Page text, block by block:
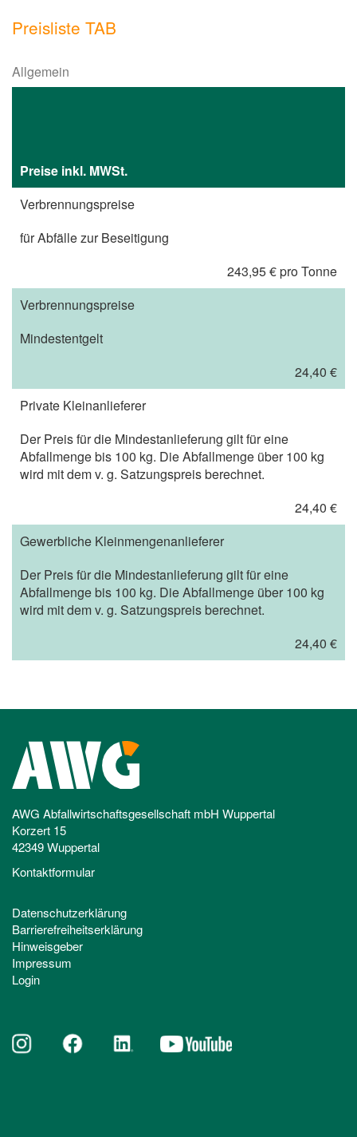
Preisliste TAB
Allgemein
Preise inkl. MWSt.
Verbrennungspreise
für Abfälle zur Beseitigung
243,95 € pro Tonne
Verbrennungspreise
Mindestentgelt
24,40 €
Private Kleinanlieferer
Der Preis für die Mindestanlieferung gilt für eine
Abfallmenge bis 100 kg. Die Abfallmenge über 100 kg
wird mit dem v. g. Satzungspreis berechnet.
24,40 €
Gewerbliche Kleinmengenanlieferer
Der Preis für die Mindestanlieferung gilt für eine
Abfallmenge bis 100 kg. Die Abfallmenge über 100 kg
wird mit dem v. g. Satzungspreis berechnet.
24,40 €
AWG Abfallwirtschaftsgesellschaft mbH Wuppertal
Korzert 15
42349 Wuppertal
Kontaktformular
Datenschutzerklärung
Barrierefreiheitserklärung
Hinweisgeber
Impressum
Login